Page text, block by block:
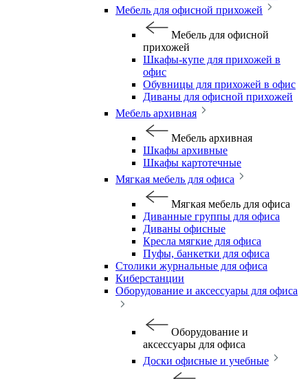
Мебель для офисной прихожей
Мебель для офисной
прихожей
Шкафы-купе для прихожей в
офис
Обувницы для прихожей в офис
Диваны для офисной прихожей
Мебель архивная
Мебель архивная
Шкафы архивные
Шкафы картотечные
Мягкая мебель для офиса
Мягкая мебель для офиса
Диванные группы для офиса
Диваны офисные
Кресла мягкие для офиса
Пуфы, банкетки для офиса
Столики журнальные для офиса
Киберстанции
Оборудование и аксессуары для офиса
Оборудование и
аксессуары для офиса
Доски офисные и учебные